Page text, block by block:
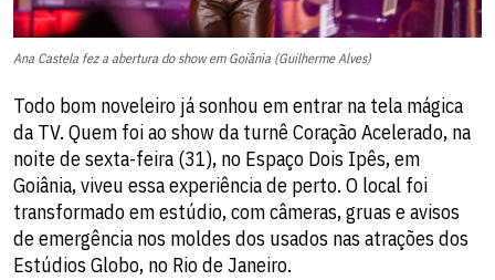
Ana Castela fez a abertura do show em Goiânia (Guilherme Alves)
Todo bom noveleiro já sonhou em entrar na tela mágica
da TV. Quem foi ao show da turnê Coração Acelerado, na
noite de sexta-feira (31), no Espaço Dois Ipês, em
Goiânia, viveu essa experiência de perto. O local foi
transformado em estúdio, com câmeras, gruas e avisos
de emergência nos moldes dos usados nas atrações dos
Estúdios Globo, no Rio de Janeiro.